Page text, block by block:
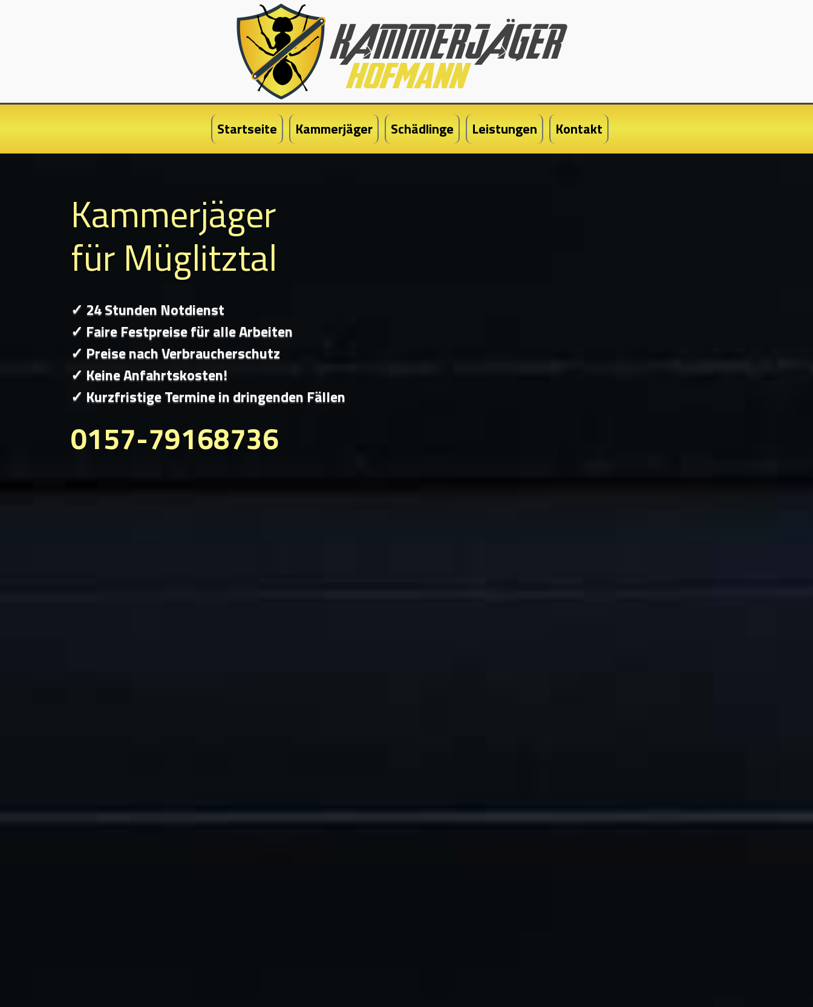
Startseite Kammerjäger Schädlinge Leistungen Kontakt
Kammerjäger
für Müglitztal
✓ 24 Stunden Notdienst
✓ Faire Festpreise für alle Arbeiten
✓ Preise nach Verbraucherschutz
✓ Keine Anfahrtskosten!
✓ Kurzfristige Termine in dringenden Fällen
0157-79168736